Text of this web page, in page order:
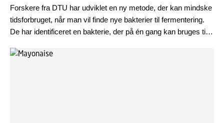
Forskere fra DTU har udviklet en ny metode, der kan mindske
tidsforbruget, når man vil finde nye bakterier til fermentering.
De har identificeret en bakterie, der på én gang kan bruges til